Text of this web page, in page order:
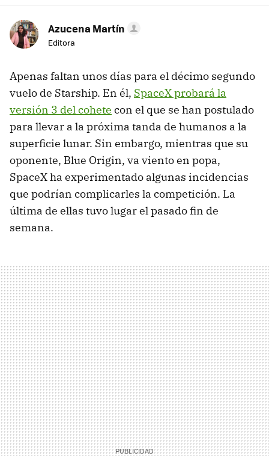
Azucena Martín
Editora
Apenas faltan unos días para el décimo segundo
vuelo de Starship. En él, SpaceX probará la
versión 3 del cohete con el que se han postulado
para llevar a la próxima tanda de humanos a la
superficie lunar. Sin embargo, mientras que su
oponente, Blue Origin, va viento en popa,
SpaceX ha experimentado algunas incidencias
que podrían complicarles la competición. La
última de ellas tuvo lugar el pasado fin de
semana.